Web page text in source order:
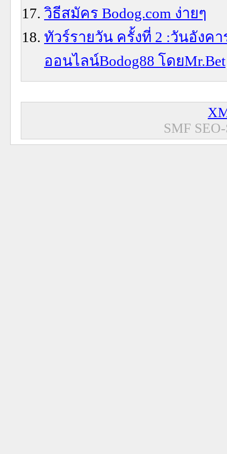
วิธีสมัคร Bodog.com ง่ายๆ
ทัวร์รายวัน ครั้งที่ 2 :วันอังคา
ออนไลน์Bodog88 โดยMr.Bet
SMF